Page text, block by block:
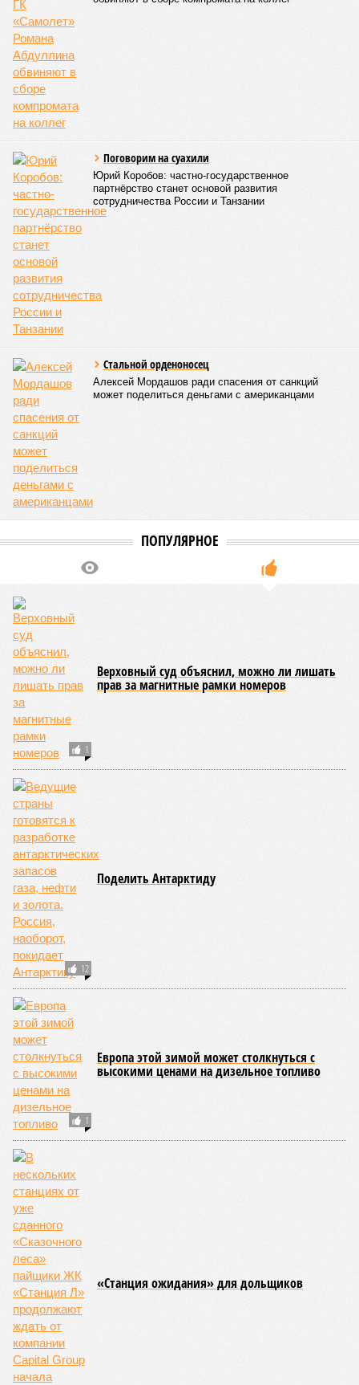
Поговорим на суахили
Юрий Коробов: частно-государственное
партнёрство станет основой развития
сотрудничества России и Танзании
Стальной орденоносец
Алексей Мордашов ради спасения от санкций
может поделиться деньгами с американцами
ПОПУЛЯРНОЕ
1
Верховный суд объяснил, можно ли лишать
прав за магнитные рамки номеров
12
Поделить Антарктиду
1
Европа этой зимой может столкнуться с
высокими ценами на дизельное топливо
«Станция ожидания» для дольщиков